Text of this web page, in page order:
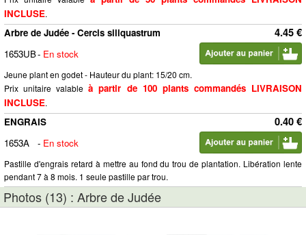
INCLUSE.
4.45 €
Arbre de Judée - Cercis siliquastrum
1653UB- En stock
Jeune plant en godet - Hauteur du plant: 15/20 cm.
Prix unitaire valableà partir de 100 plants commandés LIVRAISON
INCLUSE.
0.40 €
ENGRAIS
1653A
- En stock
Pastille d'engrais retard à mettre au fond du trou de plantation. Libération lente
pendant 7 à 8 mois. 1 seule pastille par trou.
Photos (13) : Arbre de Judée